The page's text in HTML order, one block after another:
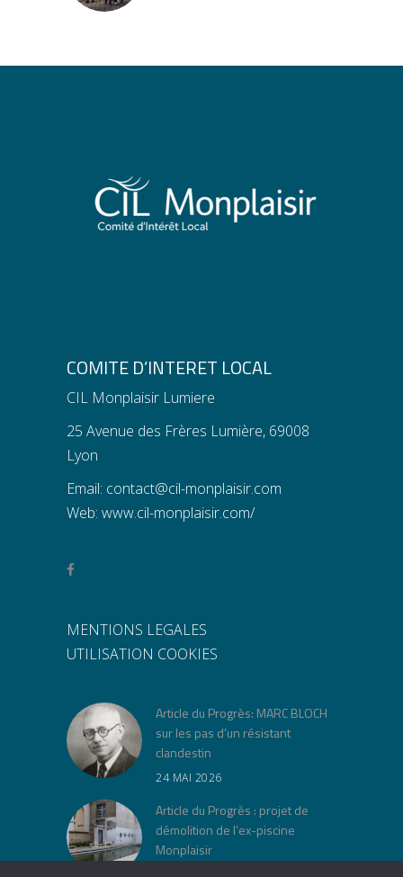
COMITE D’INTERET LOCAL
CIL Monplaisir Lumiere
25 Avenue des Frères Lumière, 69008
Lyon
Email: contact@cil-monplaisir.com
Web: www.cil-monplaisir.com/
MENTIONS LEGALES
UTILISATION COOKIES
Article du Progrès: MARC BLOCH
sur les pas d’un résistant
clandestin
24 MAI 2026
Article du Progrès : projet de
démolition de l’ex-piscine
Monplaisir